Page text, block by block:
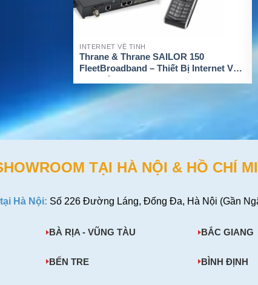
INTERNET VỆ TINH
Thrane & Thrane SAILOR 150
FleetBroadband – Thiết Bị Internet Vệ
TẠI HÀ NỘI & HỒ CHÍ
Hà Nội: Số 226 Đường Láng, Đống Đa, Hà Nội (Gần
BÀ RỊA - VŨNG TÀU BẮC GIANG
BẾN TRE BÌNH ĐỊNH